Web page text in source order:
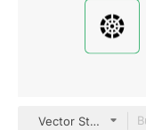
Vector Stall Fill